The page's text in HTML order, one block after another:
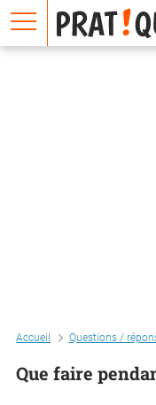
Accueil Questions /
Que faire
E
m
a